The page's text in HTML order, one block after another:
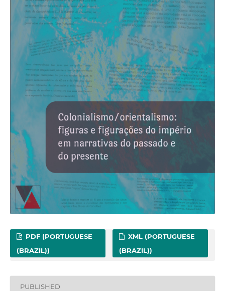
PDF (PORTUGUESE
(BRAZIL))
XML (PORTUGUESE
(BRAZIL))
PUBLISHED